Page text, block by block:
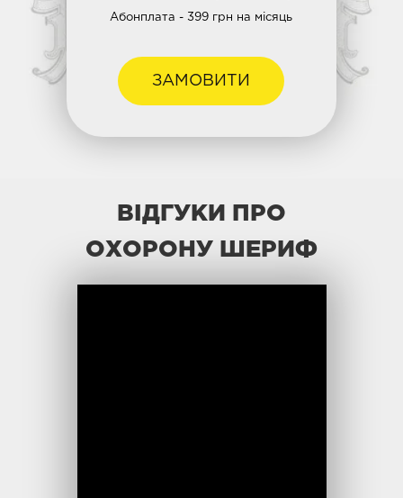
Абонплата - 399 грн на місяць
ЗАМОВИТИ
ВІДГУКИ ПРО
ОХОРОНУ ШЕРИФ